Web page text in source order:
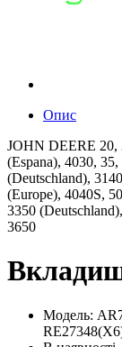
Опис
JOHN DEERE 20,
(Espana), 4030,
(Deutschland),
(Europe), 4040S,
3350
3650
Модель: